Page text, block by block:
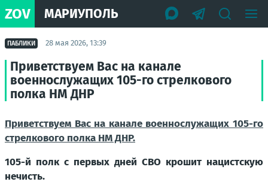
ZOV МАРИУПОЛЬ
ПАБЛИКИ 28 мая 2026, 13:39
Приветствуем Вас на канале
военнослужащих 105-го стрелкового
полка НМ ДНР
Приветствуем Вас на канале военнослужащих 105-го
стрелкового полка НМ ДНР.
105-й полк с первых дней СВО крошит нацистскую
нечисть.